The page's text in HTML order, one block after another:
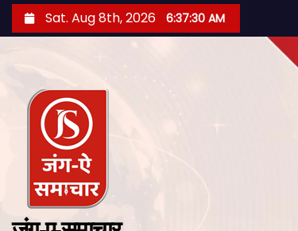
Sat. Aug 8th, 2026 6:37:31 AM